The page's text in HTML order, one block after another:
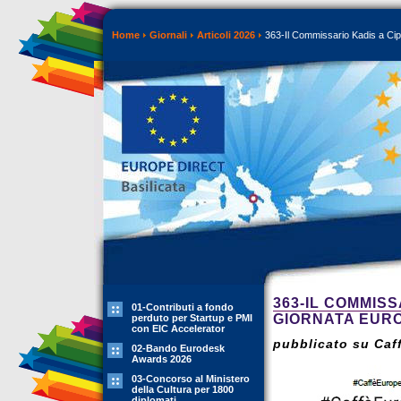
Home Giornali Articoli 2026 363-Il Commissario Kadis a
01-Contributi a fondo
perduto per Startup e PMI
con EIC Accelerator
02-Bando Eurodesk
Awards 2026
03-Concorso al Ministero
della Cultura per 1800
363-IL
GIORNATA
pubblicato su